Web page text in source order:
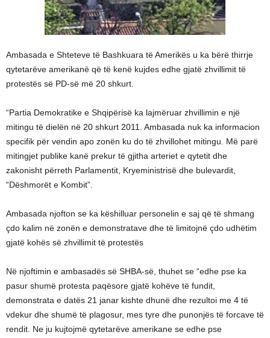
Ambasada e Shteteve të Bashkuara të Amerikës u ka bërë thirrje
qytetarëve amerikanë që të kenë kujdes edhe gjatë zhvillimit të
protestës së PD-së më 20 shkurt.
“Partia Demokratike e Shqipërisë ka lajmëruar zhvillimin e një
mitingu të dielën në 20 shkurt 2011. Ambasada nuk ka informacion
specifik për vendin apo zonën ku do të zhvillohet mitingu. Më parë
mitingjet publike kanë prekur të gjitha arteriet e qytetit dhe
zakonisht përreth Parlamentit, Kryeministrisë dhe bulevardit,
“Dëshmorët e Kombit”.
Ambasada njofton se ka këshilluar personelin e saj që të shmang
çdo kalim në zonën e demonstratave dhe të limitojnë çdo udhëtim
gjatë kohës së zhvillimit të protestës
Në njoftimin e ambasadës së SHBA-së, thuhet se “edhe pse ka
pasur shumë protesta paqësore gjatë kohëve të fundit,
demonstrata e datës 21 janar kishte dhunë dhe rezultoi me 4 të
vdekur dhe shumë të plagosur, mes tyre dhe punonjës të forcave të
rendit. Ne ju kujtojmë qytetarëve amerikane se edhe pse